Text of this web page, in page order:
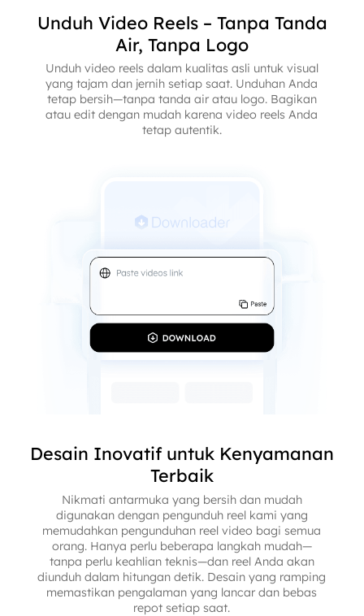
Unduh Video Reels – Tanpa Tanda
Air, Tanpa Logo
Unduh video reels dalam kualitas asli untuk visual
yang tajam dan jernih setiap saat. Unduhan Anda
tetap bersih—tanpa tanda air atau logo. Bagikan
atau edit dengan mudah karena video reels Anda
tetap autentik.
Desain Inovatif untuk Kenyamanan
Terbaik
Nikmati antarmuka yang bersih dan mudah
digunakan dengan pengunduh reel kami yang
memudahkan pengunduhan reel video bagi semua
orang. Hanya perlu beberapa langkah mudah—
tanpa perlu keahlian teknis—dan reel Anda akan
diunduh dalam hitungan detik. Desain yang ramping
memastikan pengalaman yang lancar dan bebas
repot setiap saat.